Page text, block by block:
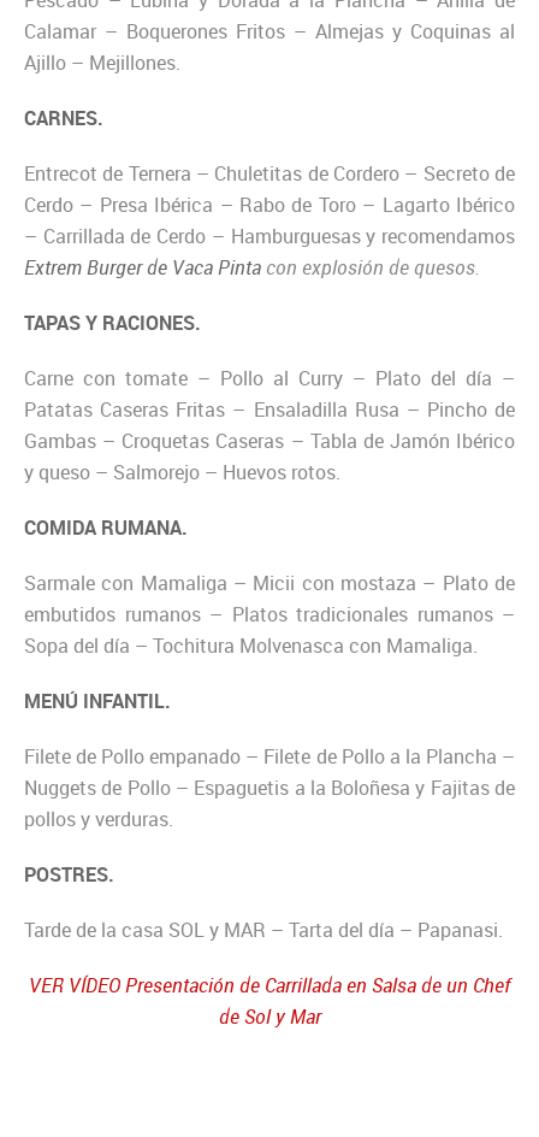
Calamar – Boquerones Fritos – Almejas y Coquinas al
Ajillo – Mejillones.
CARNES.
Entrecot de Ternera – Chuletitas de Cordero – Secreto de
Cerdo – Presa Ibérica – Rabo de Toro – Lagarto Ibérico
– Carrillada de Cerdo – Hamburguesas y recomendamos
Extrem Burger de Vaca Pintacon explosión de quesos.
TAPAS Y RACIONES.
Carne con tomate – Pollo al Curry – Plato del día –
Patatas Caseras Fritas – Ensaladilla Rusa – Pincho de
Gambas – Croquetas Caseras – Tabla de Jamón Ibérico
y queso – Salmorejo – Huevos rotos.
COMIDA RUMANA.
Sarmale con Mamaliga – Micii con mostaza – Plato de
embutidos rumanos – Platos tradicionales rumanos –
Sopa del día – Tochitura Molvenasca con Mamaliga.
MENÚ INFANTIL.
Filete de Pollo empanado – Filete de Pollo a la Plancha –
Nuggets de Pollo – Espaguetis a la Boloñesa y Fajitas de
pollos y verduras.
POSTRES.
Tarde de la casa SOL y MAR – Tarta del día – Papanasi.
VER VÍDEO Presentación de Carrillada en Salsa de un Chef
de Sol y Mar